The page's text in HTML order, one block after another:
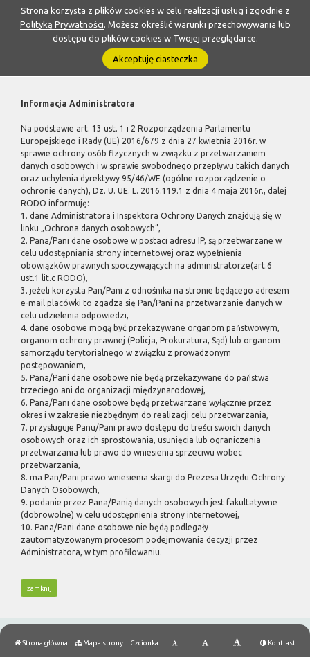
Strona korzysta z plików cookies w celu realizacji usług i zgodnie z
Polityką Prywatności. Możesz określić warunki przechowywania lub
dostępu do plików cookies w Twojej przeglądarce.
Akceptuję ciasteczka
Informacja Administratora
Na podstawie art. 13 ust. 1 i 2 Rozporządzenia Parlamentu
Europejskiego i Rady (UE) 2016/679 z dnia 27 kwietnia 2016r. w
sprawie ochrony osób fizycznych w związku z przetwarzaniem
danych osobowych i w sprawie swobodnego przepływu takich danych
oraz uchylenia dyrektywy 95/46/WE (ogólne rozporządzenie o
ochronie danych), Dz. U. UE. L. 2016.119.1 z dnia 4 maja 2016r., dalej
RODO informuję:
1. dane Administratora i Inspektora Ochrony Danych znajdują się w
linku „Ochrona danych osobowych”,
2. Pana/Pani dane osobowe w postaci adresu IP, są przetwarzane w
celu udostępniania strony internetowej oraz wypełnienia
obowiązków prawnych spoczywających na administratorze(art.6
ust.1 lit.c RODO),
3. jeżeli korzysta Pan/Pani z odnośnika na stronie będącego adresem
e-mail placówki to zgadza się Pan/Pani na przetwarzanie danych w
celu udzielenia odpowiedzi,
4. dane osobowe mogą być przekazywane organom państwowym,
organom ochrony prawnej (Policja, Prokuratura, Sąd) lub organom
samorządu terytorialnego w związku z prowadzonym
postępowaniem,
5. Pana/Pani dane osobowe nie będą przekazywane do państwa
trzeciego ani do organizacji międzynarodowej,
6. Pana/Pani dane osobowe będą przetwarzane wyłącznie przez
okres i w zakresie niezbędnym do realizacji celu przetwarzania,
7. przysługuje Panu/Pani prawo dostępu do treści swoich danych
osobowych oraz ich sprostowania, usunięcia lub ograniczenia
przetwarzania lub prawo do wniesienia sprzeciwu wobec
przetwarzania,
8. ma Pan/Pani prawo wniesienia skargi do Prezesa Urzędu Ochrony
Danych Osobowych,
9. podanie przez Pana/Panią danych osobowych jest fakultatywne
(dobrowolne) w celu udostępnienia strony internetowej,
10. Pana/Pani dane osobowe nie będą podlegały
zautomatyzowanym procesom podejmowania decyzji przez
Administratora, w tym profilowaniu.
zamknij
Strona główna Mapa strony Czcionka Kontrast